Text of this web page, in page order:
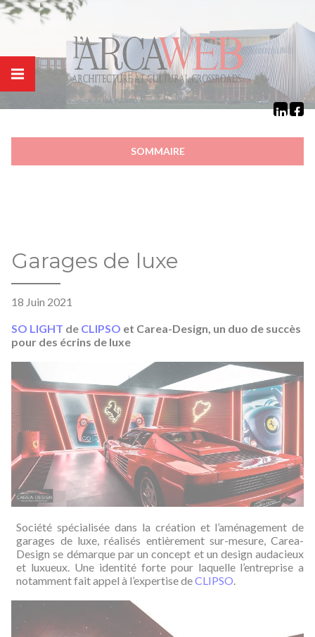
SOMMAIRE
Garages de luxe
18 Juin 2021
SO LIGHT de CLIPSO et Carea-Design, un duo de succès
pour des écrins de luxe
Société spécialisée dans la création et l’aménagement de
garages de luxe, réalisés entièrement sur-mesure, Carea-
Design se démarque par un concept et un design audacieux
et luxueux. Une identité forte pour laquelle l’entreprise a
notamment fait appel à l’expertise deCLIPSO.
Panneau de gestion des cookies